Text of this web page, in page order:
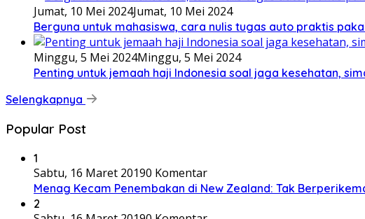
Jumat, 10 Mei 2024Jumat, 10 Mei 2024
Berguna untuk mahasiswa, cara nulis tugas auto praktis pakai
Minggu, 5 Mei 2024Minggu, 5 Mei 2024
Penting untuk jemaah haji Indonesia soal jaga kesehatan,
Selengkapnya
Popular Post
1
Sabtu, 16 Maret 20190 Komentar
Menag Kecam Penembakan di New Zealand: Tak
2